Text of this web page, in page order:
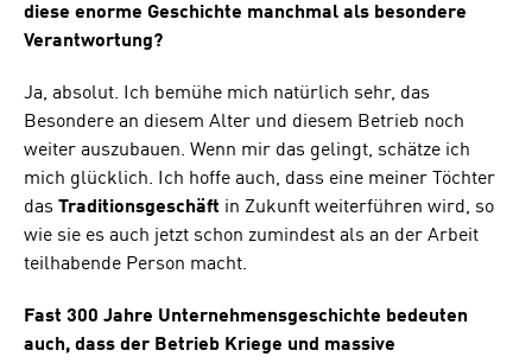
diese enorme Geschichte manchmal als besondere
Verantwortung?
Ja, absolut. Ich bemühe mich natürlich sehr, das
Besondere an diesem Alter und diesem Betrieb noch
weiter auszubauen. Wenn mir das gelingt, schätze ich
mich glücklich. Ich hoffe auch, dass eine meiner Töchter
das Traditionsgeschäft in Zukunft weiterführen wird, so
wie sie es auch jetzt schon zumindest als an der Arbeit
teilhabende Person macht.
Fast 300 Jahre Unternehmensgeschichte bedeuten
auch, dass der Betrieb Kriege und massive